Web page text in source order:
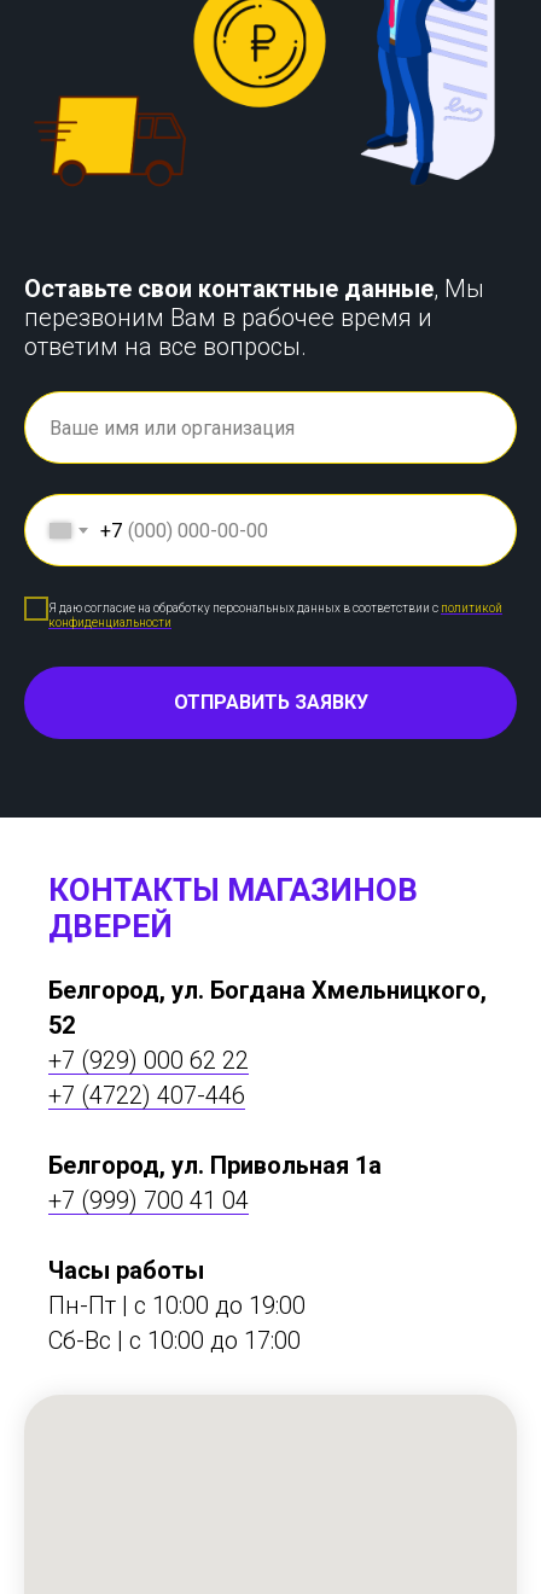
Оставьте свои контактные данные, Мы
перезвоним Вам в рабочее время и
ответим на все вопросы.
+7
Я даю согласие на обработку персональных данных в соответствии с политикой
конфиденциальности
ОТПРАВИТЬ ЗАЯВКУ
КОНТАКТЫ МАГАЗИНОВ
ДВЕРЕЙ
Белгород, ул. Богдана Хмельницкого,
52
+7 (929) 000 62 22
+7 (4722) 407-446
Белгород, ул. Привольная 1а
+7 (999) 700 41 04
Часы работы
Пн-Пт | с 10:00 до 19:00
Сб-Вс | c 10:00 до 17:00